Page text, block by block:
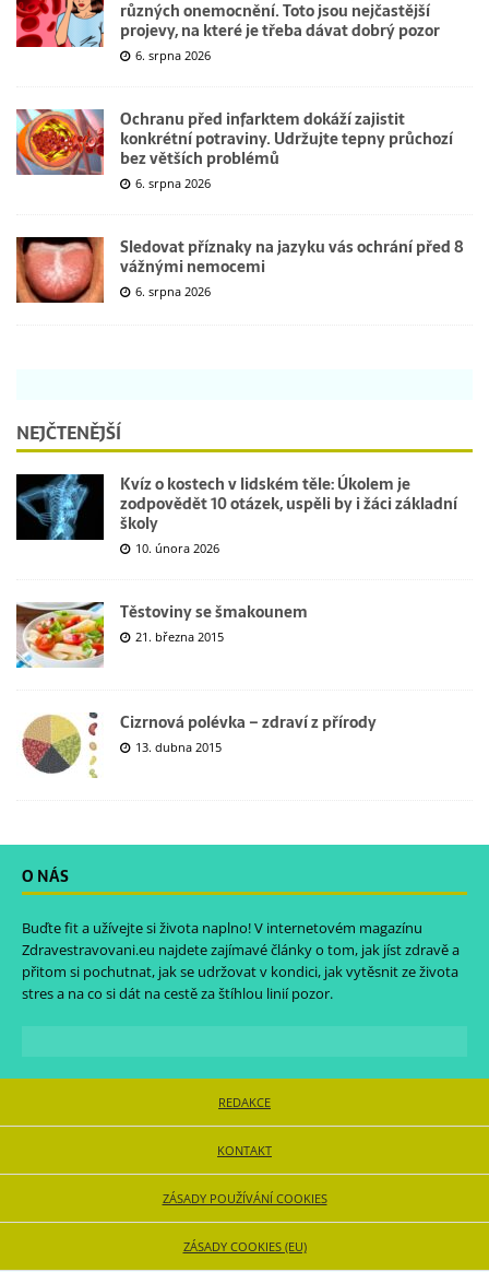
různých onemocnění. Toto jsou nejčastější
projevy, na které je třeba dávat dobrý pozor
6. srpna 2026
Ochranu před infarktem dokáží zajistit
konkrétní potraviny. Udržujte tepny průchozí
bez větších problémů
6. srpna 2026
Sledovat příznaky na jazyku vás ochrání před 8
vážnými nemocemi
6. srpna 2026
NEJČTENĚJŠÍ
Kvíz o kostech v lidském těle: Úkolem je
zodpovědět 10 otázek, uspěli by i žáci základní
školy
10. února 2026
Těstoviny se šmakounem
21. března 2015
Cizrnová polévka – zdraví z přírody
13. dubna 2015
O NÁS
Buďte fit a užívejte si života naplno! V internetovém magazínu
Zdravestravovani.eu najdete zajímavé články o tom, jak jíst zdravě a
přitom si pochutnat, jak se udržovat v kondici, jak vytěsnit ze života
stres a na co si dát na cestě za štíhlou linií pozor.
REDAKCE
KONTAKT
ZÁSADY POUŽÍVÁNÍ COOKIES
ZÁSADY COOKIES (EU)